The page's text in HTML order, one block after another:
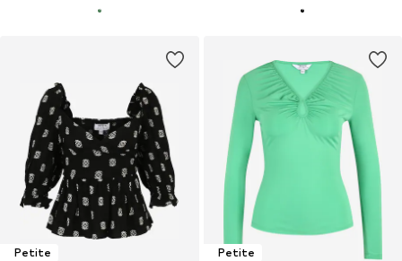
Petite
Petite